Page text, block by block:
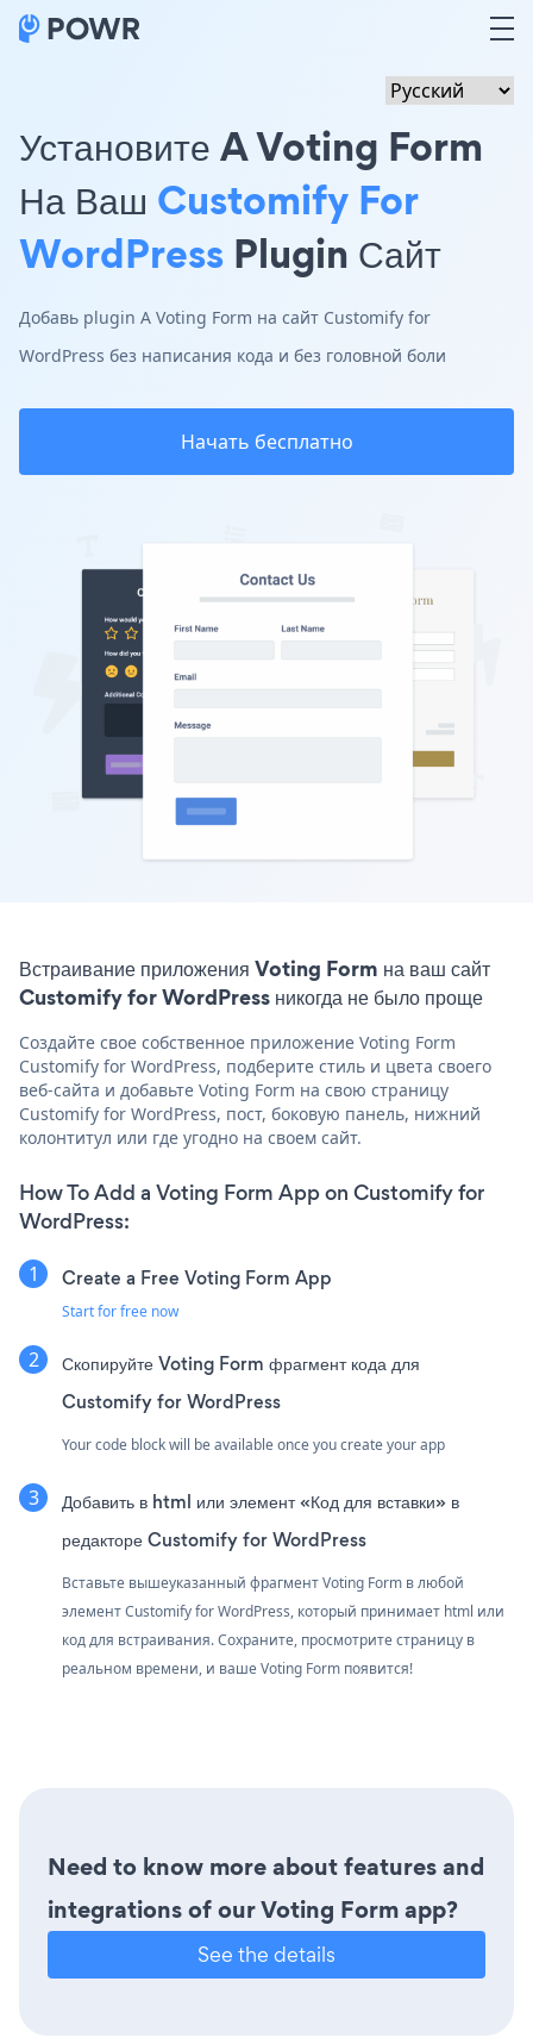
Установите A Voting Form
На Ваш Customify For
WordPress Plugin Сайт
Добавь plugin A Voting Form на сайт Customify for
WordPress без написания кода и без головной боли
Начать бесплатно
Встраивание приложения Voting Form на ваш сайт
Customify for WordPress никогда не было проще
Создайте свое собственное приложение Voting Form
Customify for WordPress, подберите стиль и цвета своего
веб-сайта и добавьте Voting Form на свою страницу
Customify for WordPress, пост, боковую панель, нижний
колонтитул или где угодно на своем сайт.
How To Add a Voting Form App on Customify for
WordPress:
Create a Free Voting Form App
Start for free now
Скопируйте Voting Form фрагмент кода для
Customify for WordPress
Your code block will be available once you create your app
Добавить в html или элемент «Код для вставки» в
редакторе Customify for WordPress
Вставьте вышеуказанный фрагмент Voting Form в любой
элемент Customify for WordPress, который принимает html или
код для встраивания. Сохраните, просмотрите страницу в
реальном времени, и ваше Voting Form появится!
Need to know more about features and
integrations of our Voting Form app?
See the details